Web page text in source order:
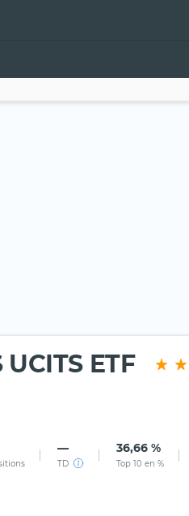
ETF
—
TD
36,66 %
Top 10 en %